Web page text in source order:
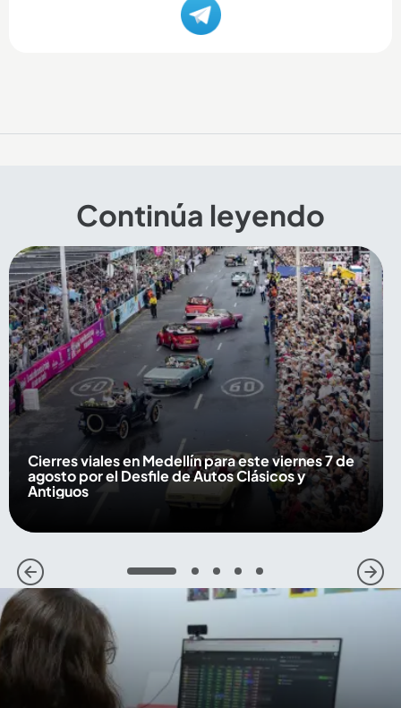
Continúa leyendo
Cierres viales en Medellín para este viernes 7 de
agosto por el Desfile de Autos Clásicos y
Antiguos
1 2 3 4 5